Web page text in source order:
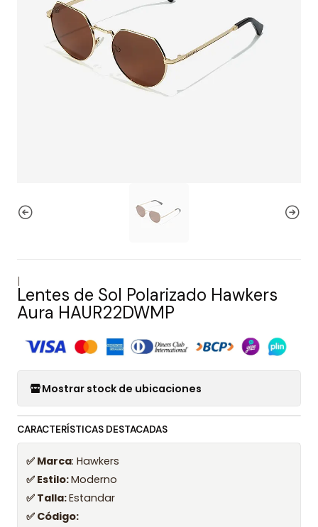
|
Lentes de Sol Polarizado Hawkers
Aura HAUR22DWMP
Mostrar stock de ubicaciones
CARACTERÍSTICAS DESTACADAS
✅ Marca: Hawkers
✅ Estilo:Moderno
✅ Talla:Estandar
✅ Código: